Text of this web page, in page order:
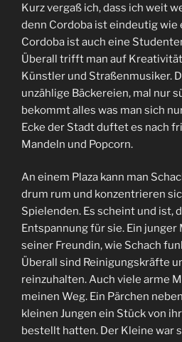
Kurz vergaß ich, dass ich weit
denn Cordoba ist eindeutig wie
Cordoba ist auch eine
Überall trifft man auf
Künstler und Straßenmusiker.
unzählige Bäckereien, mal nur
bekommt alles was man sich
Ecke der Stadt duftet es nach
Mandeln und Popcorn.
An einem Plaza kann man
drum rum und konzentrieren
Spielenden. Es scheint und ist,
Entspannung für sie. Ein
seiner Freundin, wie Schach
Überall sind Reinigungskräfte
reinzuhalten. Auch viele arme
meinen Weg. Ein Pärchen
kleinen Jungen ein Stück von
bestellt hatten. Der Kleine war